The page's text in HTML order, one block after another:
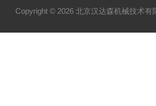
Copyright © 2026 北京汉达森机械技术